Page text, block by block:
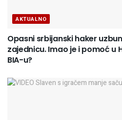
AKTUALNO
Opasni srbijanski haker
zajednicu. Imao je i pomoć u
BIA-u?